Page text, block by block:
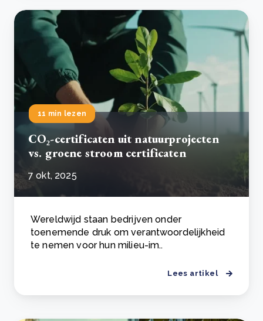
11 min lezen
CO₂-certificaten uit natuurprojecten
vs. groene stroom certificaten
7 okt, 2025
Wereldwijd staan bedrijven onder
toenemende druk om verantwoordelijkheid
te nemen voor hun milieu-im..
Lees artikel